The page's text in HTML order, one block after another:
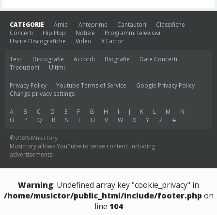
CATEGORIE Amici Anteprime Cantautori
Classifiche
Concerti
Hip Hop Notizie
Programmi televisivi
Uscite Discografiche
Video X Factor
Testi Discografie Accordi Biografie
Date Concerti
Traduzioni
Ultimi
Privacy Policy Youtube Terms of Service
Google Privacy Policy
Change privacy settings
A B C D E F G H I J K L M
N
O
P Q R S T U V W X Y Z #
© 2026 Musictory
Musictory allows YouTube to serve content, including
advertisements
Warning: Undefined array key "cookie_privacy" in
/home/musictor/public_html/include/footer.php on
line 104